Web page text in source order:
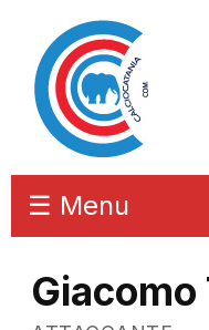
☰ Menu
Giacomo